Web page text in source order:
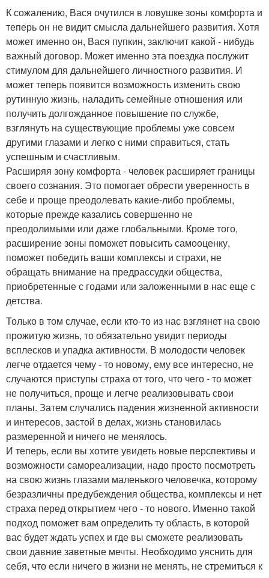
К сожалению, Вася очутился в ловушке зоны комфорта и
теперь он не видит смысла дальнейшего развития. Хотя
может именно он, Вася пупкин, заключит какой - нибудь
важный договор. Может именно эта поездка послужит
стимулом для дальнейшего личностного развития. И
может теперь появится возможность изменить свою
рутинную жизнь, наладить семейные отношения или
получить долгожданное повышение по службе,
взглянуть на существующие проблемы уже совсем
другими глазами и легко с ними справиться, стать
успешным и счастливым.
Расширяя зону комфорта - человек расширяет границы
своего сознания. Это помогает обрести уверенность в
себе и проще преодолевать какие-либо проблемы,
которые прежде казались совершенно не
преодолимыми или даже глобальными. Кроме того,
расширение зоны поможет повысить самооценку,
поможет победить ваши комплексы и страхи, не
обращать внимание на предрассудки общества,
приобретенные с годами или заложенными в нас еще с
детства.
Только в том случае, если кто-то из нас взглянет на свою
прожитую жизнь, то обязательно увидит периоды
всплесков и упадка активности. В молодости человек
легче отдается чему - то новому, ему все интересно, не
случаются приступы страха от того, что чего - то может
не получиться, проще и легче реализовывать свои
планы. Затем случались падения жизненной активности
и интересов, застой в делах, жизнь становилась
размеренной и ничего не менялось.
И теперь, если вы хотите увидеть новые перспективы и
возможности самореализации, надо просто посмотреть
на свою жизнь глазами маленького человечка, которому
безразличны предубеждения общества, комплексы и нет
страха перед открытием чего - то нового. Именно такой
подход поможет вам определить ту область, в которой
вас будет ждать успех и где вы сможете реализовать
свои давние заветные мечты. Необходимо уяснить для
себя, что если ничего в жизни не менять, не стремиться к